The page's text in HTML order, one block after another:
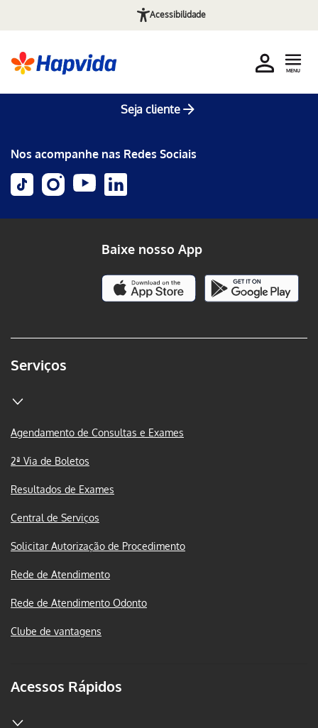
Acessibilidade
Seja cliente
MENU
Nos acompanhe nas Redes Sociais
Serviços
Agendamento de Consultas e Exames
2ª Via de Boletos
Resultados de Exames
Central de Serviços
Solicitar Autorização de Procedimento
Rede de Atendimento
Rede de Atendimento Odonto
Clube de vantagens
Acessos Rápidos
Baixe nosso App